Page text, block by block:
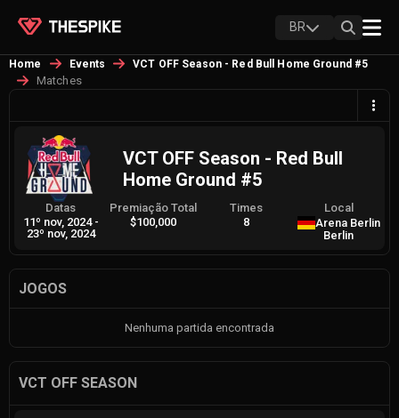
BR
Home Events VCT OFF Season - Red Bull Home Ground #5
Matches
VCT OFF Season - Red Bull
Home Ground #5
Datas
11º nov, 2024 -
23º nov, 2024
Premiação Total
$100,000
Times
8
Local
Arena Berlin
Berlin
JOGOS
Nenhuma partida encontrada
VCT OFF SEASON